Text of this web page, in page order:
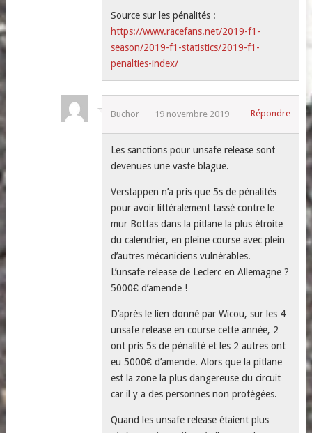
Source sur les pénalités :
https://www.racefans.net/2019-f1-
season/2019-f1-statistics/2019-f1-
penalties-index/
Buchor 19 novembre 2019 Répondre
Les sanctions pour unsafe release sont
devenues une vaste blague.
Verstappen n’a pris que 5s de pénalités
pour avoir littéralement tassé contre le
mur Bottas dans la pitlane la plus étroite
du calendrier, en pleine course avec plein
d’autres mécaniciens vulnérables.
L’unsafe release de Leclerc en Allemagne ?
5000€ d’amende !
D’après le lien donné par Wicou, sur les 4
unsafe release en course cette année, 2
ont pris 5s de pénalité et les 2 autres ont
eu 5000€ d’amende. Alors que la pitlane
est la zone la plus dangereuse du circuit
car il y a des personnes non protégées.
Quand les unsafe release étaient plus